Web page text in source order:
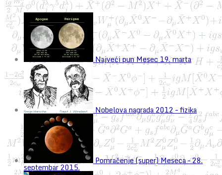
Najveći pun Mesec 19. marta
Nobelova nagrada 2012 – fizika
Pomračenje (super) Meseca – 28.
septembar 2015.